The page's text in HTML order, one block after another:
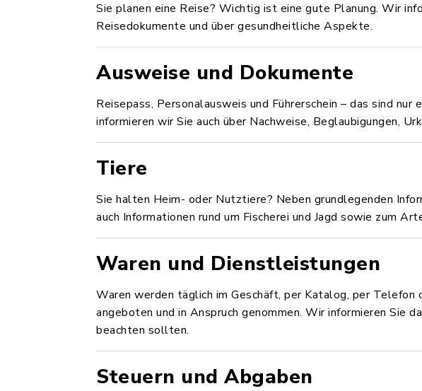
Sie planen eine Reise? Wichtig ist eine gute Planung. Wir
Reisedokumente und über gesundheitliche Aspekte.
Ausweise und Dokumente
Reisepass, Personalausweis und Führerschein – das sind
informieren wir Sie auch über Nachweise, Beglaubigungen,
Tiere
Sie halten Heim- oder Nutztiere? Neben grundlegenden
auch Informationen rund um Fischerei und Jagd sowie zum
Waren und Dienstleistungen
Waren werden täglich im Geschäft, per Katalog, per
angeboten und in Anspruch genommen. Wir informieren Sie
beachten sollten.
Steuern und Abgaben